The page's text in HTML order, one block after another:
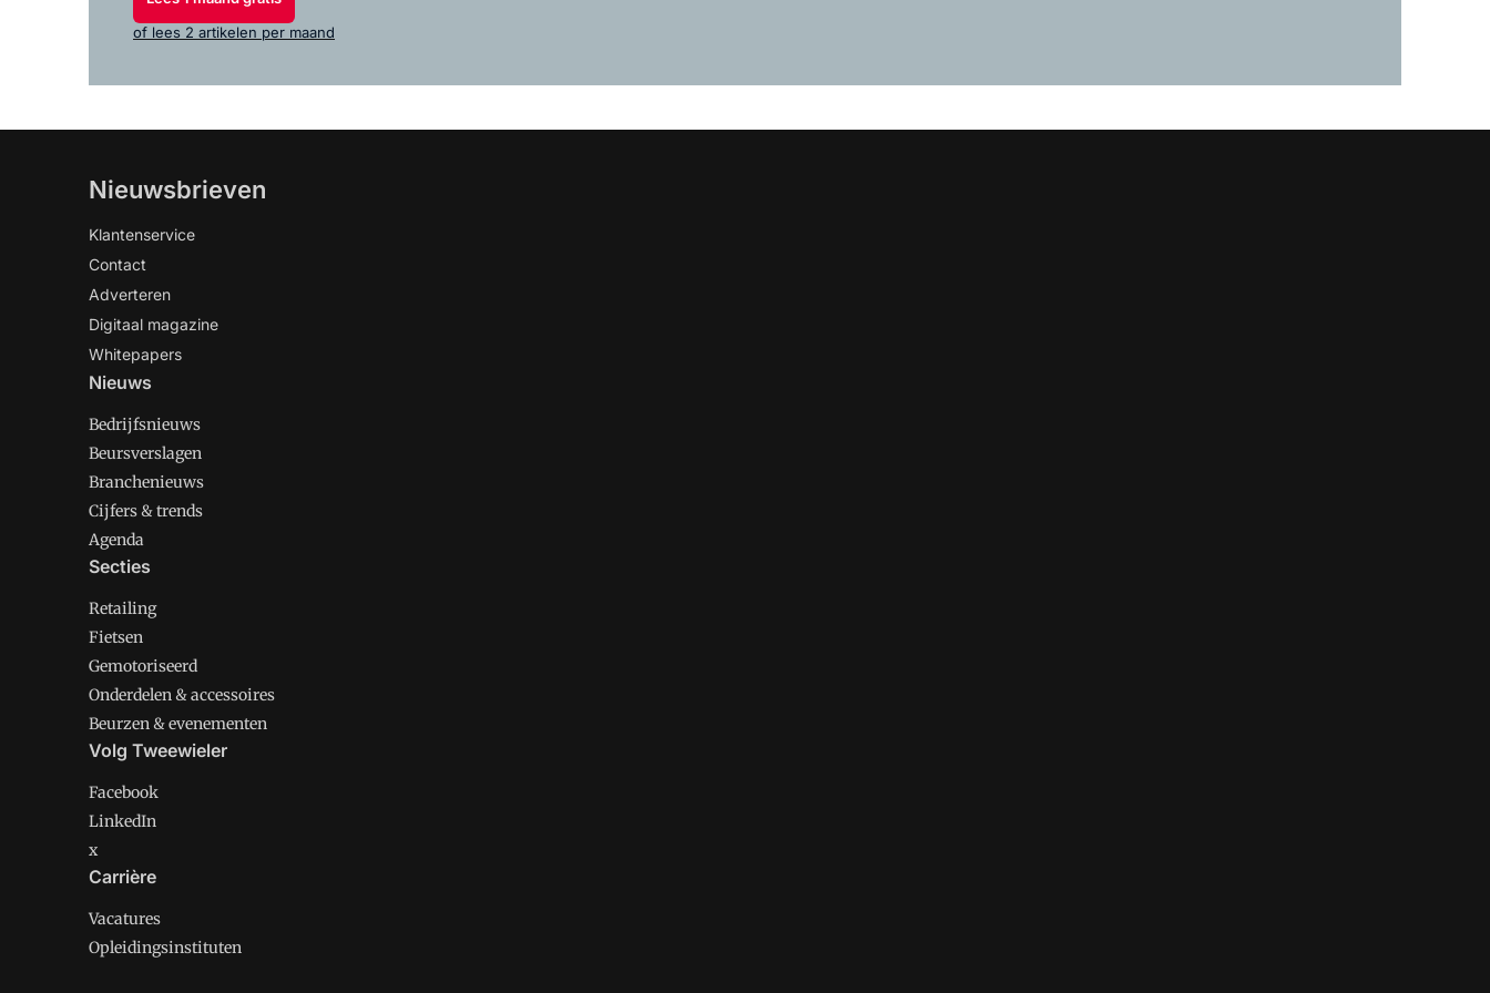
of lees 2 artikelen per maand
Nieuwsbrieven
Klantenservice
Contact
Adverteren
Digitaal magazine
Whitepapers
Nieuws
Bedrijfsnieuws
Beursverslagen
Branchenieuws
Cijfers & trends
Agenda
Secties
Retailing
Fietsen
Gemotoriseerd
Onderdelen & accessoires
Beurzen & evenementen
Volg Tweewieler
Facebook
LinkedIn
x
Carrière
Vacatures
Opleidingsinstituten